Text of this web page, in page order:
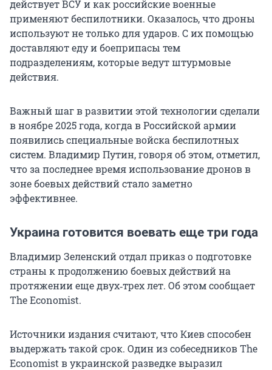
действует ВСУ и как российские военные
применяют беспилотники. Оказалось, что дроны
используют не только для ударов. С их помощью
доставляют еду и боеприпасы тем
подразделениям, которые ведут штурмовые
действия.
Важный шаг в развитии этой технологии сделали
в ноябре 2025 года, когда в Российской армии
появились специальные войска беспилотных
систем. Владимир Путин, говоря об этом, отметил,
что за последнее время использование дронов в
зоне боевых действий стало заметно
эффективнее.
Украина готовится воевать еще три года
Владимир Зеленский отдал приказ о подготовке
страны к продолжению боевых действий на
протяжении еще двух‑трех лет. Об этом сообщает
The Economist.
Источники издания считают, что Киев способен
выдержать такой срок. Один из собеседников The
Economist в украинской разведке выразил